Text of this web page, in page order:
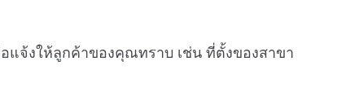
อแจ้งให้ลูกค้าของคุณทราบ เช่น ที่ตั้งของสาขา